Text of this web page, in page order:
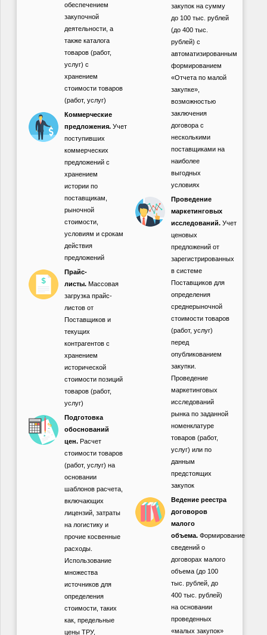
обеспечением
закупочной
деятельности, а
также каталога
товаров (работ,
услуг) с
хранением
стоимости товаров
(работ, услуг)
Коммерческие
предложения. Учет
поступивших
коммерческих
предложений с
хранением
истории по
поставщикам,
рыночной
стоимости,
условиям и срокам
действия
предложений
Прайс-
листы. Массовая
загрузка прайс-
листов от
Поставщиков и
текущих
контрагентов с
хранением
исторической
стоимости позиций
товаров (работ,
услуг)
Подготовка
обоснований
цен. Расчет
стоимости товаров
(работ, услуг) на
основании
шаблонов расчета,
включающих
лицензий, затраты
на логистику и
прочие косвенные
расходы.
Использование
множества
источников для
определения
стоимости, таких
как, предельные
цены ТРУ,
закупок на сумму
до 100 тыс. рублей
(до 400 тыс.
рублей) с
автоматизированным
формированием
«Отчета по малой
закупке»,
возможностью
заключения
договора с
несколькими
поставщиками на
наиболее
выгодных
условиях
Проведение
маркетинговых
исследований. Учет
ценовых
предложений от
зарегистрированных
в системе
Поставщиков для
определения
среднерыночной
стоимости товаров
(работ, услуг)
перед
опубликованием
закупки.
Проведение
маркетинговых
исследований
рынка по заданной
номенклатуре
товаров (работ,
услуг) или по
данным
предстоящих
закупок
Ведение реестра
договоров
малого
объема. Формирование
сведений о
договорах малого
объема (до 100
тыс. рублей, до
400 тыс. рублей)
на основании
проведенных
«малых закупок»